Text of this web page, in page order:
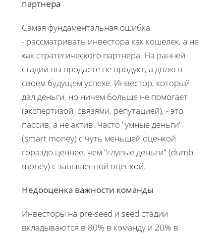
партнера
Самая фундаментальная ошибка
- рассматривать инвестора как кошелек, а не
как стратегического партнера. На ранней
стадии вы продаете не продукт, а долю в
своем будущем успехе. Инвестор, который
дал деньги, но ничем больше не помогает
(экспертизой, связями, репутацией), - это
пассив, а не актив. Часто "умные деньги"
(smart money) с чуть меньшей оценкой
гораздо ценнее, чем "глупые деньги" (dumb
money) с завышенной оценкой.
Недооценка важности команды
Инвесторы на pre-seed и seed стадии
вкладываются в 80% в команду и 20% в